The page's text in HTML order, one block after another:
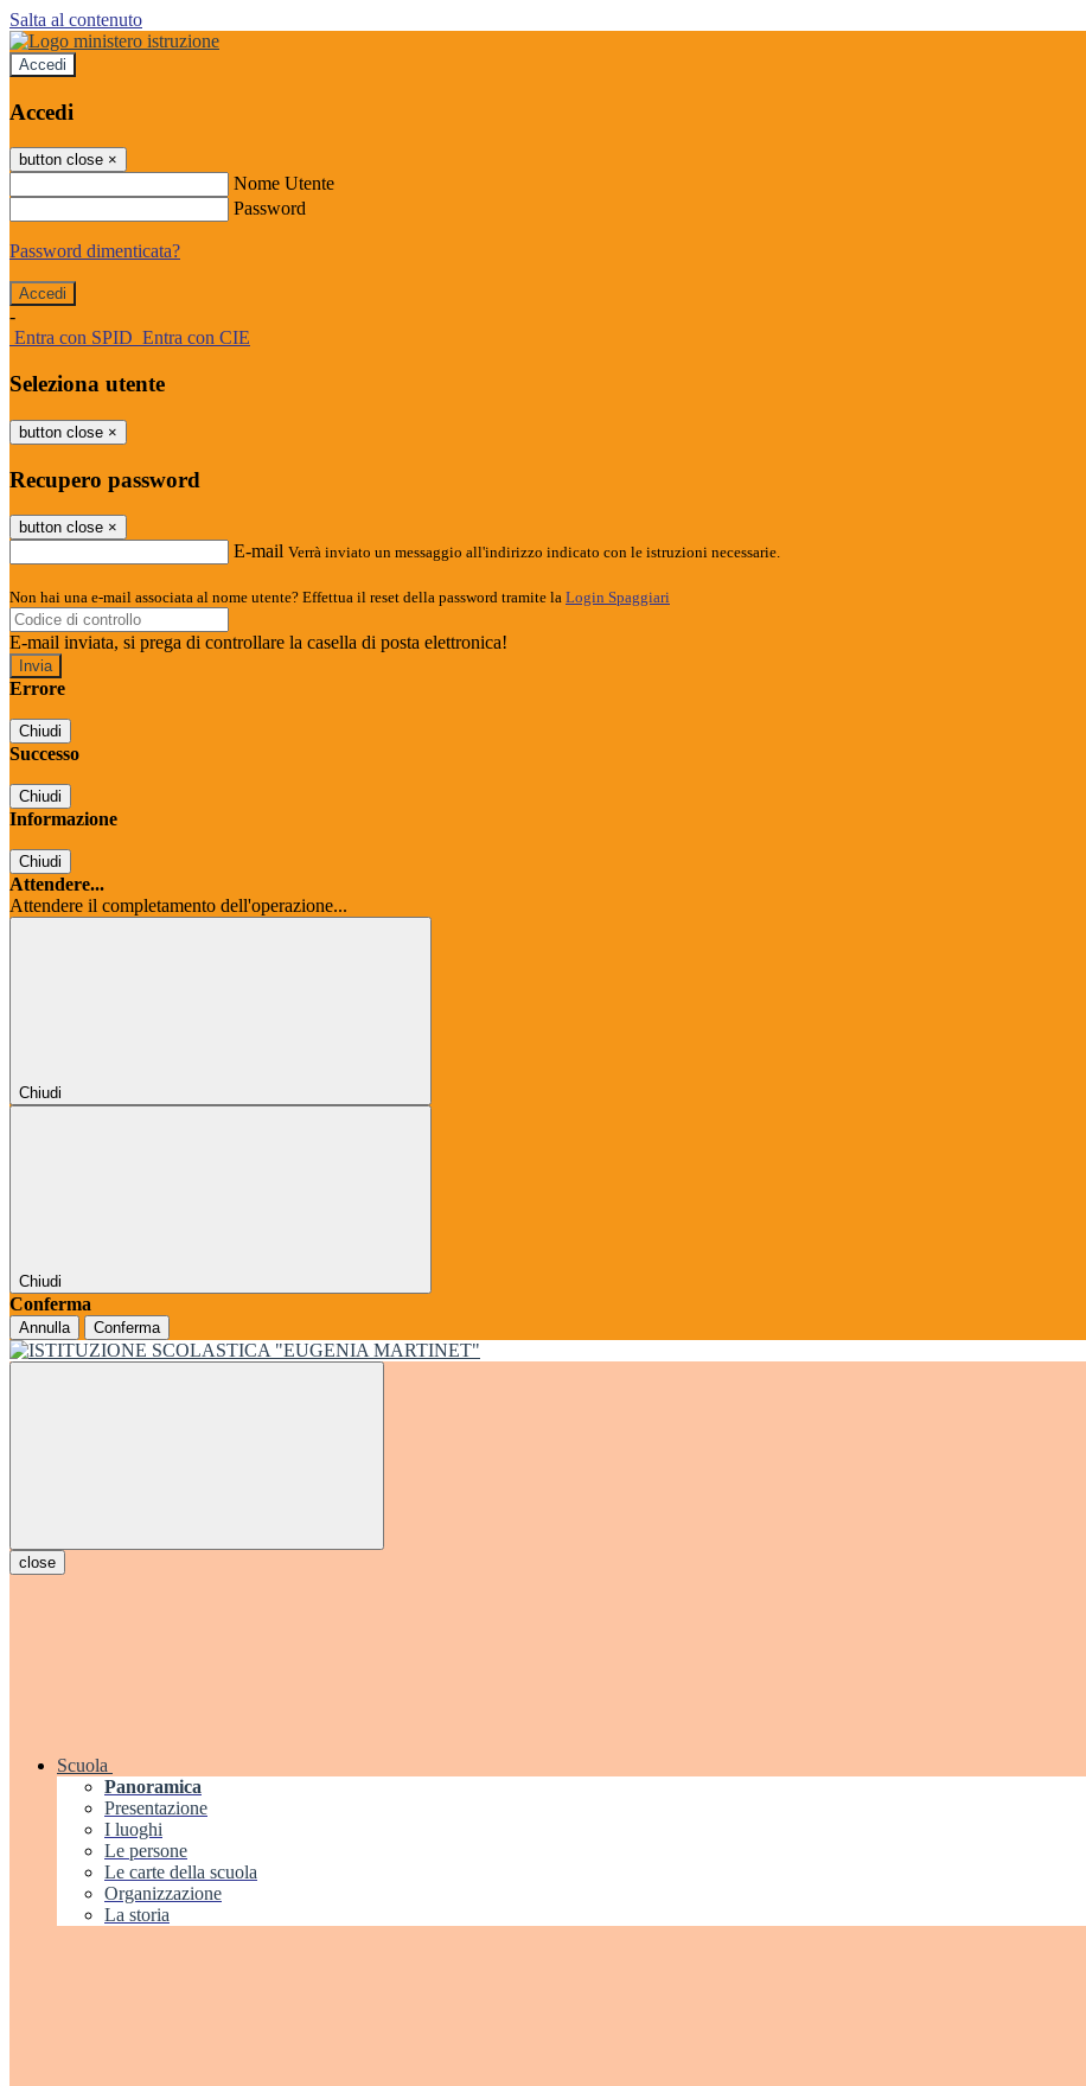
Salta al contenuto
Accedi
Accedi
button close ×
Nome Utente
Password
Password dimenticata?
-
Entra con SPID Entra con CIE
Seleziona utente
button close ×
Recupero password
button close ×
E-mail Verrà inviato un messaggio all'indirizzo indicato con le istruzioni necessarie.
Non hai una e-mail associata al nome utente? Effettua il reset della password tramite la Login Spaggiari
E-mail inviata, si prega di controllare la casella di posta elettronica!
Errore
Chiudi
Successo
Chiudi
Informazione
Chiudi
Attendere...
Attendere il completamento dell'operazione...
Chiudi
Chiudi
Conferma
Annulla Conferma
close
Scuola
Panoramica
Presentazione
I luoghi
Le persone
Le carte della scuola
Organizzazione
La storia